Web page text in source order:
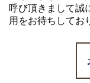
呼び頂きまして誠
用をお待ちしてお